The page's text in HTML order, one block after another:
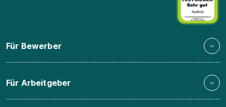
Für Bewerber
Für Arbeitgeber